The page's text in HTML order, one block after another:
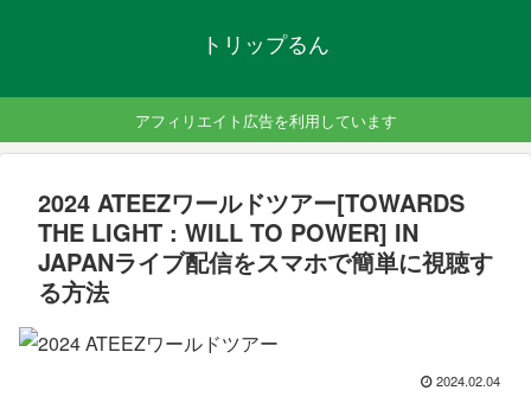
トリップるん
アフィリエイト広告を利用しています
2024 ATEEZワールドツアー[TOWARDS
THE LIGHT : WILL TO POWER] IN
JAPANライブ配信をスマホで簡単に視聴す
る方法
2024.02.04